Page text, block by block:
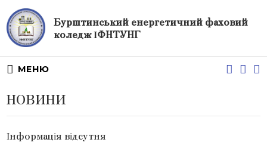
Бурштинський енергетичний фаховий
коледж ІФНТУНГ
МЕНЮ
НОВИНИ
Інформація відсутня